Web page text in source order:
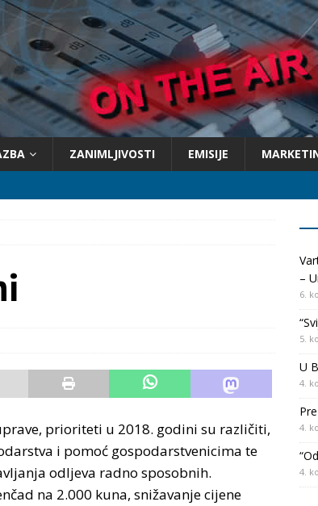
ZANIMLJIVOSTI EMISIJE
prioriteti u 2018. godini su različiti,
i pomoć gospodarstvenicima te
odljeva radno sposobnih.
na 2.000 kuna, snižavanje cijene
–
6.
5.
U
4.
4.
4.